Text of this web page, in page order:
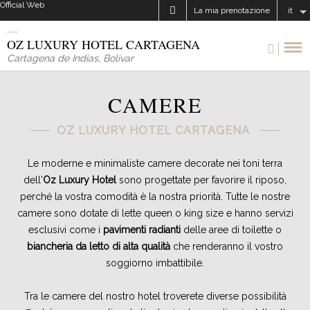
Official Web
La mia prenotazione it
OZ LUXURY HOTEL CARTAGENA
Cartagena de Indias, Bolivar
CAMERE
OZ LUXURY HOTEL CARTAGENA
Le moderne e minimaliste camere decorate nei toni terra
dell'Oz Luxury Hotelsono progettate per favorire il riposo,
perché la vostra comodità è la nostra priorità. Tutte le nostre
camere sono dotate di lette queen o king size e hanno servizi
esclusivi come i pavimenti radianti delle aree di toilette o
biancheria da letto di alta qualità che renderanno il vostro
soggiorno imbattibile.
Tra le camere del nostro hotel troverete diverse possibilità